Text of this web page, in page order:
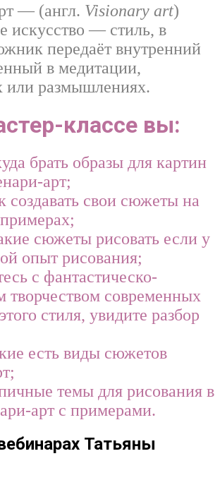
— (англ. Visionary art)
искусство — стиль, в
передаёт внутренний
в медитации,
или размышлениях.
классе вы:
брать образы для картин
арт;
создавать свои сюжеты на
сюжеты рисовать если у
опыт рисования;
с фантастическо-
творчеством современных
стиля, увидите разбор
есть виды сюжетов
темы для рисования в
арт с примерами.
Татьяны